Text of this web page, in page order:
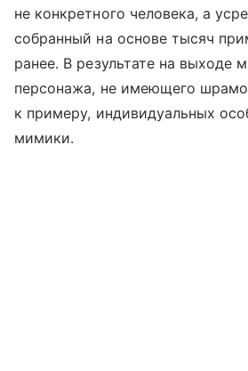
не конкретного человека, а
собранный на основе тысяч
ранее. В результате на выходе
персонажа, не имеющего
к примеру, индивидуальных
мимики.